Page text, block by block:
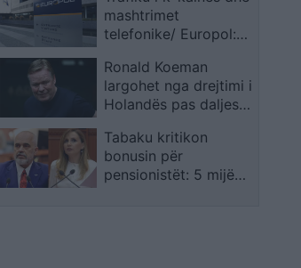
mashtrimet
telefonike/ Europol:
kërcënimet kryesore
për BE
Ronald Koeman
largohet nga drejtimi i
Holandës pas daljes
Tabaku kritikon
bonusin për
pensionistët: 5 mijë